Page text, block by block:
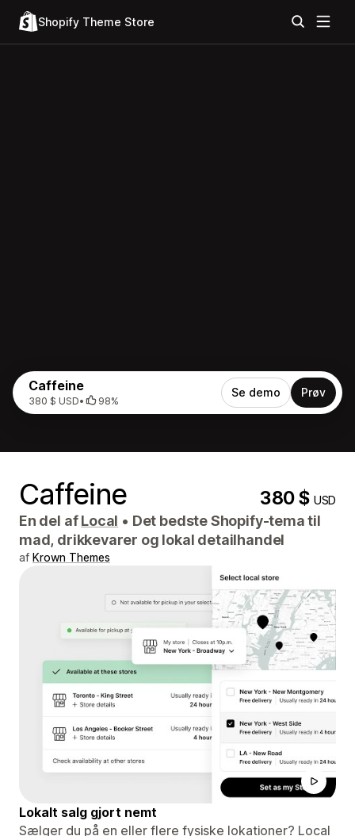
Shopify Theme Store
Caffeine
380 $ USD• 98%
Se demo Prøv
Caffeine 380 $USD
En del afLocal • Det bedste Shopify-tema til
mad, drikkevarer og lokal detailhandel
af Krown Themes
Lokalt salg gjort nemt
Sælger du på en eller flere fysiske lokationer? Local